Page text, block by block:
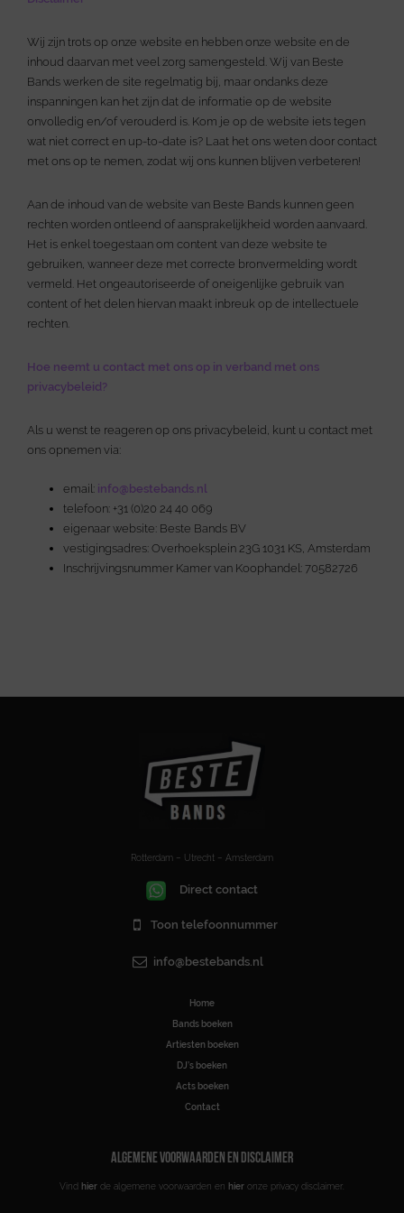
Wij zijn trots op onze website en hebben onze website en de
inhoud daarvan met veel zorg samengesteld. Wij van Beste
Bands werken de site regelmatig bij, maar ondanks deze
inspanningen kan het zijn dat de informatie op de website
onvolledig en/of verouderd is. Kom je op de website iets tegen
wat niet correct en up-to-date is? Laat het ons weten door contact
met ons op te nemen, zodat wij ons kunnen blijven verbeteren!
Aan de inhoud van de website van Beste Bands kunnen geen
rechten worden ontleend of aansprakelijkheid worden aanvaard.
Het is enkel toegestaan om content van deze website te
gebruiken, wanneer deze met correcte bronvermelding wordt
vermeld. Het ongeautoriseerde of oneigenlijke gebruik van
content of het delen hiervan maakt inbreuk op de intellectuele
rechten.
Hoe neemt u contact met ons op in verband met ons
privacybeleid?
Als u wenst te reageren op ons privacybeleid, kunt u contact met
ons opnemen via:
email: info@bestebands.nl
telefoon: +31 (0)20 24 40 069
eigenaar website: Beste Bands BV
vestigingsadres: Overhoeksplein 23G 1031 KS, Amsterdam
Inschrijvingsnummer Kamer van Koophandel: 70582726
Rotterdam – Utrecht – Amsterdam
Direct contact
Toon telefoonnummer
info@bestebands.nl
Home
Bands boeken
Artiesten boeken
DJ’s boeken
Acts boeken
Contact
ALGEMENE VOORWAARDEN EN DISCLAIMER
Vind hier de algemene voorwaarden en hier onze privacy disclaimer.